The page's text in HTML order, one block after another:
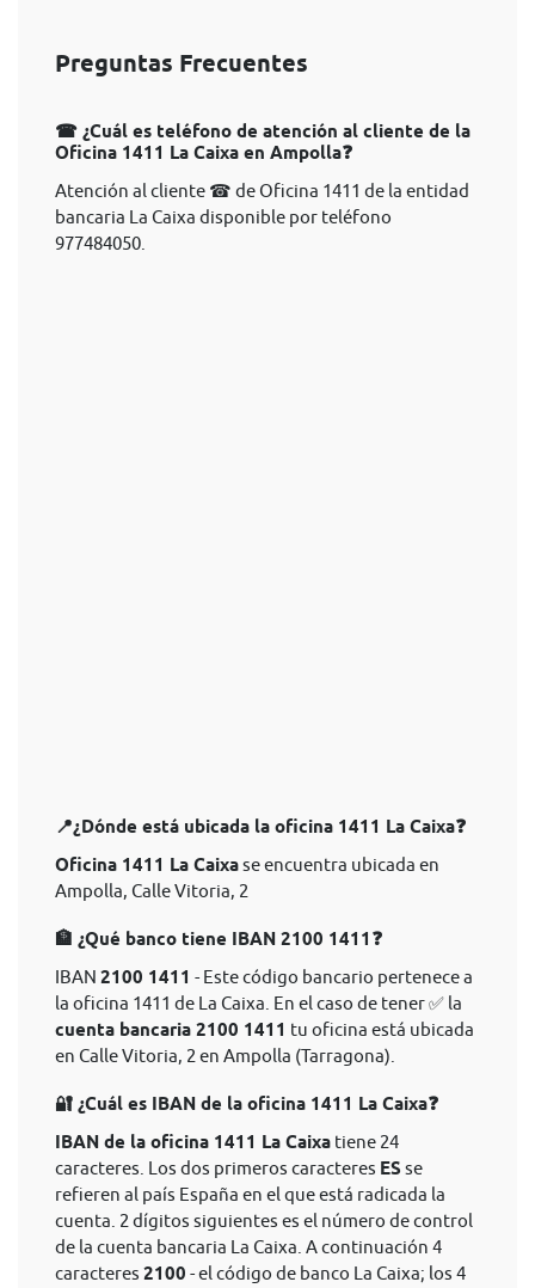
Preguntas Frecuentes
☎ ¿Cuál es teléfono de atención al cliente de la
Oficina 1411 La Caixa en Ampolla❓
Atención al cliente ☎ de Oficina 1411 de la entidad
bancaria La Caixa disponible por teléfono
977484050.
📍¿Dónde está ubicada la oficina 1411 La Caixa❓
Oficina 1411 La Caixase encuentra ubicada en
Ampolla, Calle Vitoria, 2
🏦 ¿Qué banco tiene IBAN 2100 1411❓
IBAN 2100 1411 - Este código bancario pertenece a
la oficina 1411 de La Caixa. En el caso de tener ✅ la
cuenta bancaria 2100 1411 tu oficina está ubicada
en Calle Vitoria, 2 en Ampolla (Tarragona).
🔐 ¿Cuál es IBAN de la oficina 1411 La Caixa❓
IBAN de la oficina 1411 La Caixa tiene 24
caracteres. Los dos primeros caracteres ES se
refieren al país España en el que está radicada la
cuenta. 2 dígitos siguientes es el número de control
de la cuenta bancaria La Caixa. A continuación 4
caracteres 2100 - el código de banco La Caixa; los 4